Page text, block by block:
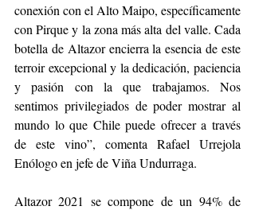
conexión con el Alto Maipo, específicamente
con Pirque y la zona más alta del valle. Cada
botella de Altazor encierra la esencia de este
terroir excepcional y la dedicación, paciencia
y pasión con la que trabajamos. Nos
sentimos privilegiados de poder mostrar al
mundo lo que Chile puede ofrecer a través
de este vino”, comenta Rafael Urrejola
Enólogo en jefe de Viña Undurraga.
Altazor 2021 se compone de un 94% de